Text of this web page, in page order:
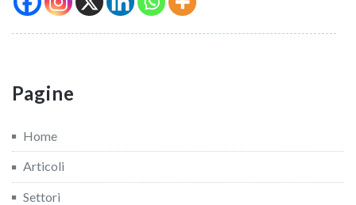
Pagine
Home
Articoli
Settori